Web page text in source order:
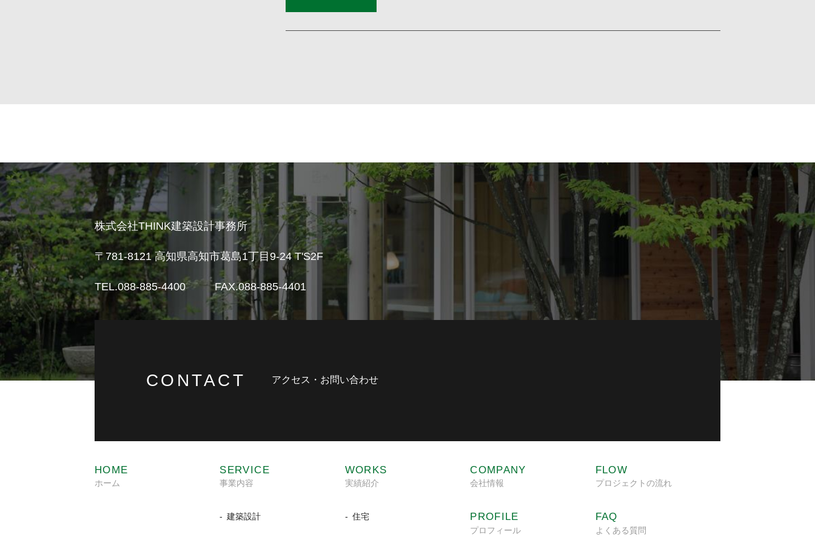
株式会社THINK建築設計事務所
〒781-8121高知県高知市葛島1丁目9-24 T'S2F
TEL.088-885-4400 FAX.088-885-4401
CONTACT アクセス・お問い合わせ
HOME
ホーム
SERVICE
事業内容
建築設計
WORKS
実績紹介
住宅
COMPANY
会社情報
PROFILE
プロフィール
FLOW
プロジェクトの流れ
FAQ
よくある質問